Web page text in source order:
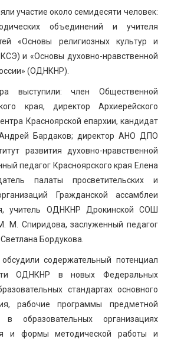
участие около семидесяти человек:
объединений и учителя
«Основы религиозных культур и
и «Основы духовно-нравственной
(ОДНКНР).
выступили: член Общественной
края, директор Архиерейского
Красноярской епархии, кандидат
Бардаков; директор АНО ДПО
развития духовно-нравственной
педагог Красноярского края Елена
палаты просветительских и
Гражданской ассамблеи
учитель ОДНКНР Дрокинской СОШ
М. Спиридова, заслуженный педагог
Бордукова.
содержательный потенциал
ОДНКНР в новых Федеральных
стандартах основного
рабочие программы предметной
образовательных организациях
и формы методической работы и